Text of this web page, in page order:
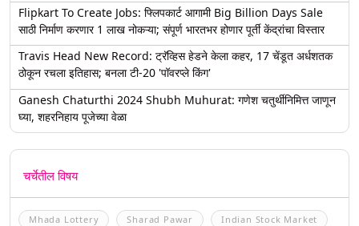
Flipkart To Create Jobs: फ्लिपकार्ट आगामी Big Billion Days Sale
साठी निर्माण करणार 1 लाख नोकऱ्या; संपूर्ण भारतभर होणार पूर्ती केंद्रांचा विस्तार
Travis Head New Record: ट्रॅव्हिस हेडने केला कहर, 17 चेंडूत अर्धशतक
ठोकून रचला इतिहास; बनला टी-20 'पॉवरप्ले किंग'
Ganesh Chaturthi 2024 Shubh Muhurat: गणेश चतुर्थीनिमित्त जाणून
घ्या, शहरनिहाय पूजेच्या वेळा
चर्चेतील विषय
Mhada Lottery Sharad Pawar Indian Stock Market